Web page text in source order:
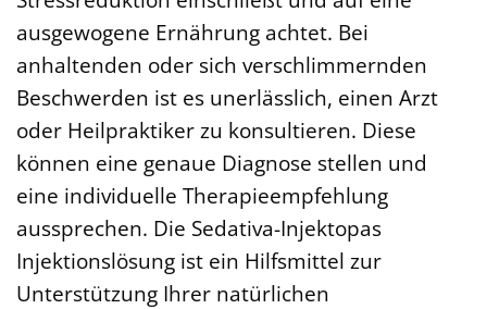
ausgewogene Ernährung achtet. Bei
anhaltenden oder sich verschlimmernden
Beschwerden ist es unerlässlich, einen Arzt
oder Heilpraktiker zu konsultieren. Diese
können eine genaue Diagnose stellen und
eine individuelle Therapieempfehlung
aussprechen. Die Sedativa-Injektopas
Injektionslösung ist ein Hilfsmittel zur
Unterstützung Ihrer natürlichen